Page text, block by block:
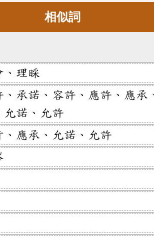
相似詞
、理睬
、承諾、容許、應許、應承
允諾、允許
、應承、允諾、允許